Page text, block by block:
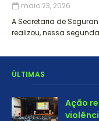
maio 23, 2026
A Secretaria de
realizou, nessa
ÚLTIMAS
Ação